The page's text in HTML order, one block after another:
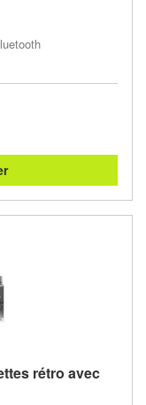
rétro avec